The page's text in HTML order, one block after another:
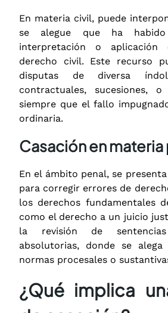
En materia civil, puede
se alegue que ha
interpretación o
derecho civil. Este recurso
disputas de diversa
contractuales, sucesiones,
siempre que el fallo
ordinaria.
Casación en materia
En el ámbito penal, se
para corregir errores de
los derechos fundamentales
como el derecho a un juicio
la revisión de
absolutorias, donde se
normas procesales o
¿Qué implica